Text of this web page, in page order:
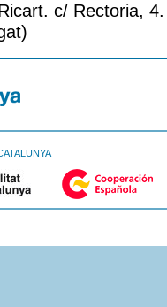
c/ Rectoria,